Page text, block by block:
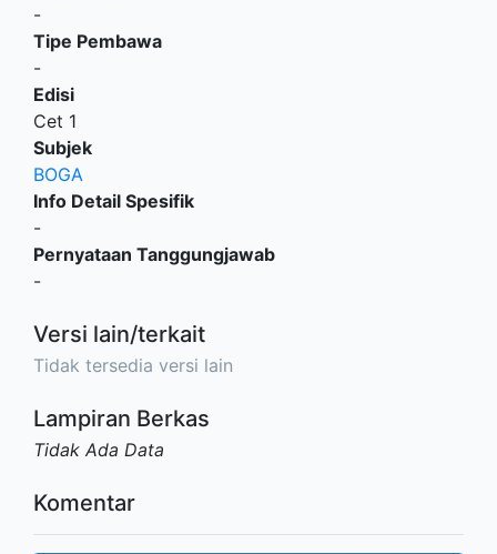
-
Tipe Pembawa
-
Edisi
Cet 1
Subjek
BOGA
Info Detail Spesifik
-
Pernyataan Tanggungjawab
-
Versi lain/terkait
Tidak tersedia versi lain
Lampiran Berkas
Tidak Ada Data
Komentar